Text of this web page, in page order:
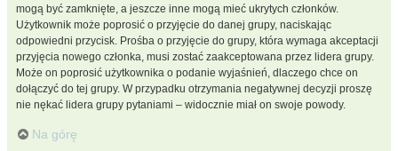
mogą być zamknięte, a jeszcze inne mogą mieć ukrytych członków.
Użytkownik może poprosić o przyjęcie do danej grupy, naciskając
odpowiedni przycisk. Prośba o przyjęcie do grupy, która wymaga akceptacji
przyjęcia nowego członka, musi zostać zaakceptowana przez lidera grupy.
Może on poprosić użytkownika o podanie wyjaśnień, dlaczego chce on
dołączyć do tej grupy. W przypadku otrzymania negatywnej decyzji proszę
nie nękać lidera grupy pytaniami – widocznie miał on swoje powody.
Na górę